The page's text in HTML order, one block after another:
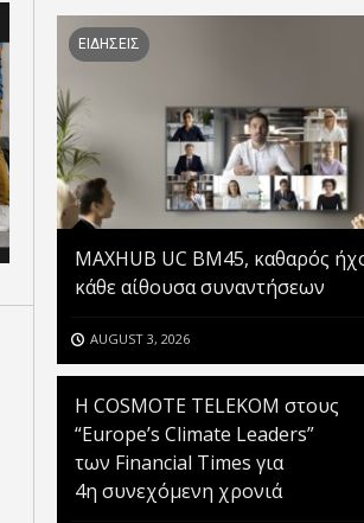
ΕΡΕΥΝΑ EY: ΤΟ 52% ΤΩΝ
ΚΑΤΑΝΑΛΩΤΩΝ
ΠΑΓΚΟΣΜΙΩΣ ΕΠΙΘΥΜΟΥΝ
ΝΑ ΑΓΟΡΑΣΟΥΝ ΗΛΕΚΤΡΙΚΟ
ΟΧΗΜΑ
ΕΙΔΗΣΕΙΣ
MAXHUB UC BM45, καθαρός
κάθε αίθουσα συναντήσεων
AUGUST 3, 2026
Η COSMOTE TELEKOM στους
“Europe’s Climate Leaders”
των Financial Times για
4η συνεχόμενη χρονιά